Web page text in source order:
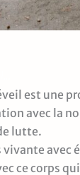
est une
avec la
lutte.
vivante avec
ce corps